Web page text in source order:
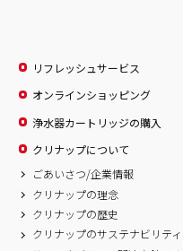
リフレッシュサービス
オンラインショッピング
浄水器カートリッジの購入
クリナップについて
ごあいさつ/企業情報
クリナップの理念
クリナップの歴史
クリナップのサステナビリティ